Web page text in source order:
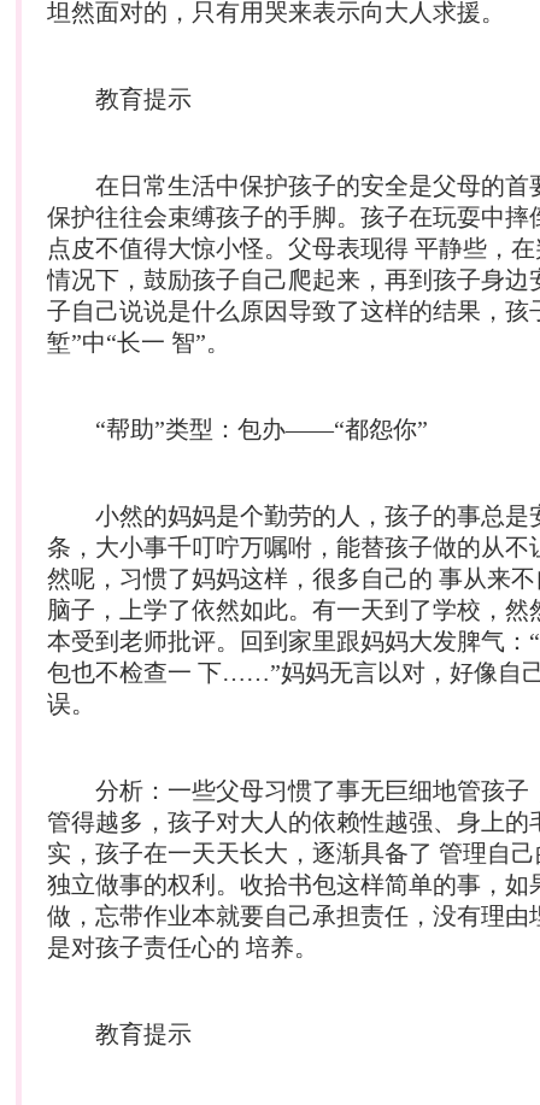
坦然面对的，只有用哭来表示向大人求援。
教育提示
在日常生活中保护孩子的安全是父母的首
保护往往会束缚孩子的手脚。孩子在玩耍中摔
点皮不值得大惊小怪。父母表现得 平静些，
情况下，鼓励孩子自己爬起来，再到孩子身边
子自己说说是什么原因导致了这样的结果，孩
堑”中“长一 智”。
“帮助”类型：包办——“都怨你”
小然的妈妈是个勤劳的人，孩子的事总是
条，大小事千叮咛万嘱咐，能替孩子做的从不
然呢，习惯了妈妈这样，很多自己的 事从来
脑子，上学了依然如此。有一天到了学校，然
本受到老师批评。回到家里跟妈妈大发脾气：
包也不检查一 下……”妈妈无言以对，好像自
误。
分析：一些父母习惯了事无巨细地管孩子
管得越多，孩子对大人的依赖性越强、身上的
实，孩子在一天天长大，逐渐具备了 管理自
独立做事的权利。收拾书包这样简单的事，如
做，忘带作业本就要自己承担责任，没有理由
是对孩子责任心的 培养。
教育提示